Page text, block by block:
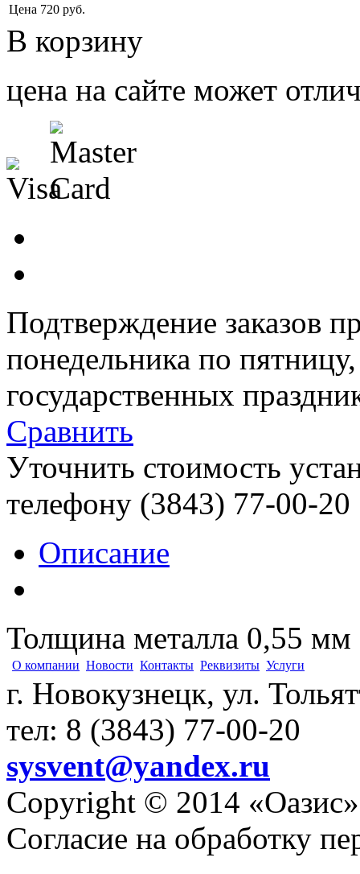
Цена 720 руб.
В корзину
цена на сайте может
Подтверждение заказов
понедельника по
государственных
Сравнить
Уточнить стоимость
телефону (3843) 77-00-20
Описание
Толщина металла 0,55 мм
О компании Новости Контакты Реквизиты Услуги
г. Новокузнецк, ул.
тел: 8 (3843) 77-00-20
sysvent@yandex.ru
Copyright © 2014 «Оазис»
Согласие на обработку